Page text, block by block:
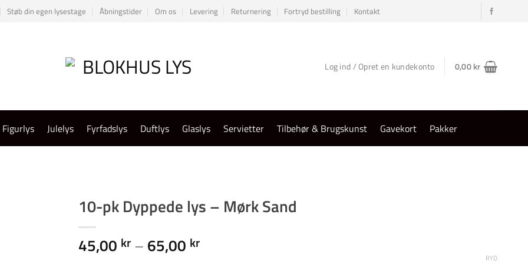
Støb din egen lysestage Åbningstider Om os Levering Returnering Fortryd bestilling Kontakt
Log ind / Opret en kundekonto 0,00kr
Figurlys Julelys Fyrfadslys Duftlys Glaslys Servietter Tilbehør & Brugskunst Gavekort Pakker
10-pk Dyppede lys – Mørk Sand
45,00 kr – 65,00 krPrisinterval:
RYD